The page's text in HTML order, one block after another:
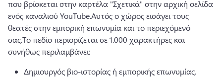
που βρίσκεται στην καρτέλα "Σχετικά" στην αρχική σελίδα
ενός καναλιού YouTube.Αυτός ο χώρος εισάγει τους
θεατές στην εμπορική επωνυμία και το περιεχόμενό
σας.Το πεδίο περιορίζεται σε 1.000 χαρακτήρες και
συνήθως περιλαμβάνει:
Δημιουργός βιο-ιστορίας ή εμπορικής επωνυμίας.